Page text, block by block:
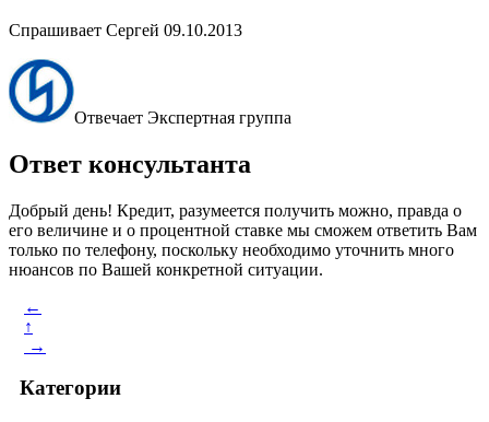
Спрашивает Сергей 09.10.2013
Отвечает Экспертная группа
Ответ консультанта
Добрый день! Кредит, разумеется получить можно, правда о
его величине и о процентной ставке мы сможем ответить Вам
только по телефону, поскольку необходимо уточнить много
нюансов по Вашей конкретной ситуации.
←
↑
→
Категории